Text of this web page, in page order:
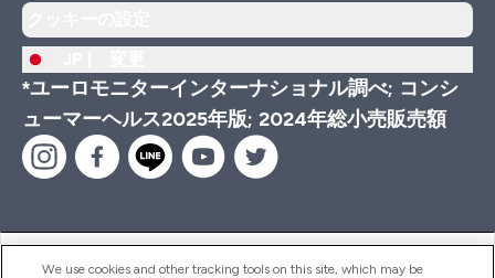
*ユーロモニターインターナショナル調べ; コンシ
ューマーヘルス2025年版; 2024年総小売販売額
ヘルプ＆ガイド
We use cookies and other tracking tools on this site, which may be